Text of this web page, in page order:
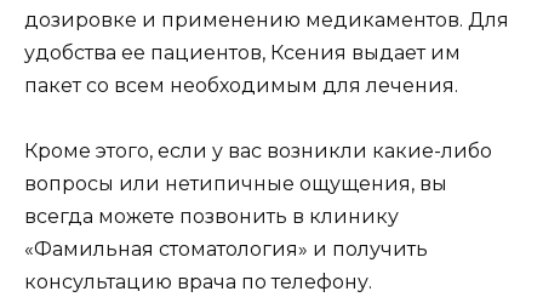
дозировке и применению медикаментов. Для
удобства ее пациентов, Ксения выдает им
пакет со всем необходимым для лечения.
Кроме этого, если у вас возникли какие-либо
вопросы или нетипичные ощущения, вы
всегда можете позвонить в клинику
«Фамильная стоматология» и получить
консультацию врача по телефону.